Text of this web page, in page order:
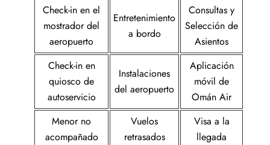
Check-in en el
mostrador del
aeropuerto
Entretenimiento
a bordo
Consultas y
Selección de
Asientos
Check-in en
quiosco de
autoservicio
Instalaciones
del aeropuerto
Aplicación
móvil de
Omán Air
Menor no
acompañado
Vuelos
retrasados
Visa a la
llegada